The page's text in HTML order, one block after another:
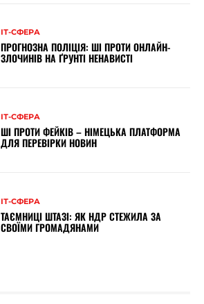
ІТ-СФЕРА
ПРОГНОЗНА ПОЛІЦІЯ: ШІ ПРОТИ ОНЛАЙН-
ЗЛОЧИНІВ НА ҐРУНТІ НЕНАВИСТІ
ІТ-СФЕРА
ШІ ПРОТИ ФЕЙКІВ – НІМЕЦЬКА ПЛАТФОРМА
ДЛЯ ПЕРЕВІРКИ НОВИН
ІТ-СФЕРА
ТАЄМНИЦІ ШТАЗІ: ЯК НДР СТЕЖИЛА ЗА
СВОЇМИ ГРОМАДЯНАМИ